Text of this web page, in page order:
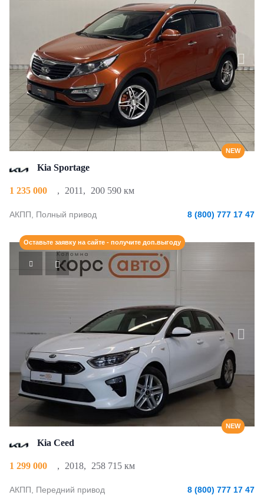
NEW
Kia Sportage
1 235 000 , 2011 , 200 590 км
АКПП, Полный привод 8 (800) 777 17 47
NEW
Оставьте заявку на сайте - получите доп.выгоду
Kia Ceed
1 299 000 , 2018, 258 715 км
АКПП, Передний привод 8 (800) 777 17 47